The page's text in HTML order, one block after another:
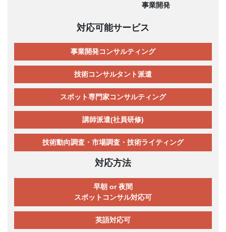
事業開発
対応可能サービス
事業開発コンサルティング
技術コンサルタント派遣
スポット専門家コンサルティング
講師派遣(社員研修)
技術動向調査・市場調査・技術ライティング
対応方法
早朝 or 夜間
スポットコンサル対応可
英語対応可